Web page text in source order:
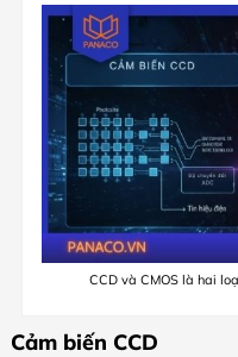
CCD và CMOS là hai
Cảm biến CCD